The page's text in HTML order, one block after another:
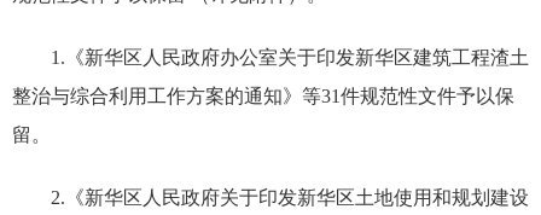
1.《新华区人民政府办公室关于印发新华区建筑工程渣土
整治与综合利用工作方案的通知》等31件规范性文件予以保
留。
2.《新华区人民政府关于印发新华区土地使用和规划建设